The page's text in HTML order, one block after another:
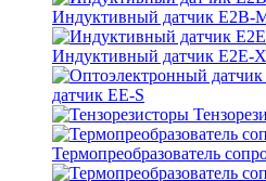
Индуктивный датчик E2B-
Индуктивный датчик E2E-
датчик EE-S
Термопреобразователь